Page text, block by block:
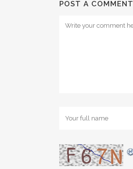
POST A COMMENT